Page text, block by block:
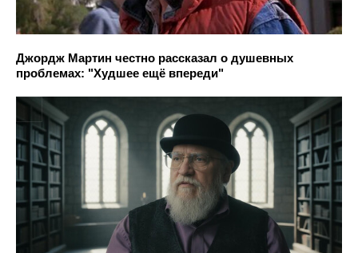
Джордж Мартин честно рассказал о душевных
проблемах: "Худшее ещё впереди"